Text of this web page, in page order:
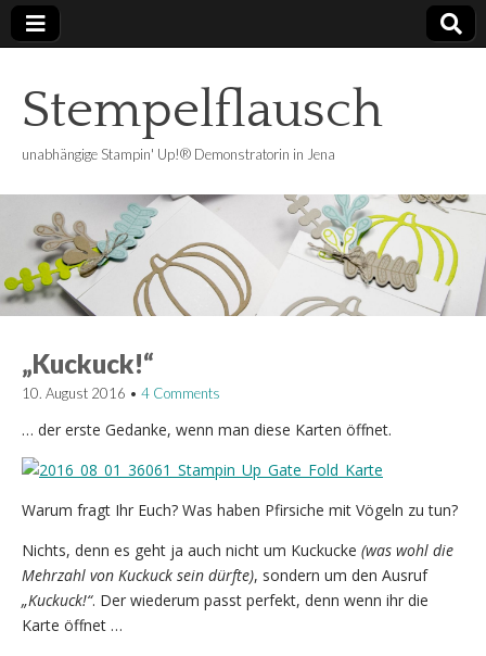
Stempelflausch
unabhängige Stampin' Up!® Demonstratorin in Jena
„Kuckuck!“
10. August 2016 • 4 Comments
… der erste Gedanke, wenn man diese Karten öffnet.
Warum fragt Ihr Euch? Was haben Pfirsiche mit Vögeln zu tun?
Nichts, denn es geht ja auch nicht um Kuckucke (was wohl die
Mehrzahl von Kuckuck sein dürfte), sondern um den Ausruf
„Kuckuck!“. Der wiederum passt perfekt, denn wenn ihr die
Karte öffnet …